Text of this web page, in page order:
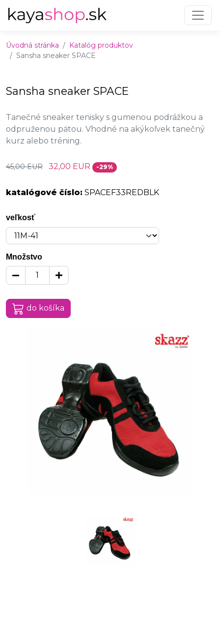
Úvodná stránka
Katalóg produktov
Sansha sneaker SPACE
Sansha sneaker SPACE
Tanečné sneaker tenisky s gumenou podrážkou a
odpruženou pätou. Vhodné na akýkoľvek tanečný
kurz alebo tréning.
45,00 EUR 32,00 EUR -29%
katalógové číslo: SPACEF33REDBLK
veľkosť
Množstvo
do košíka